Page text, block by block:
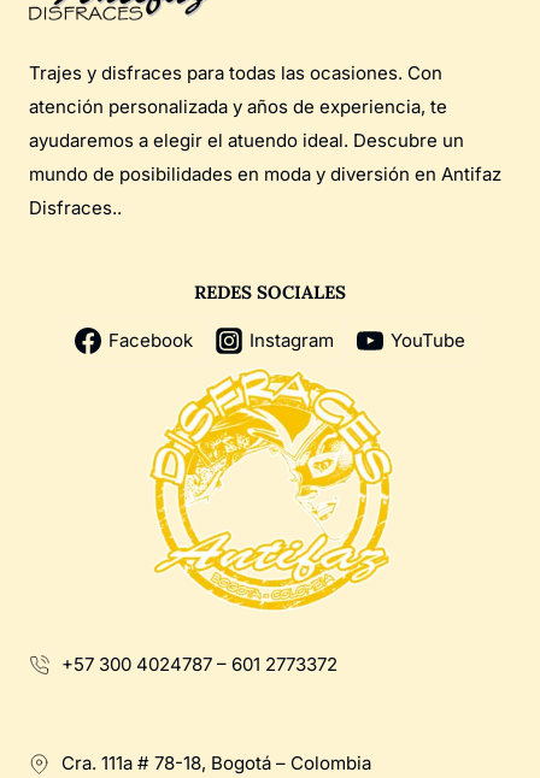
Trajes y disfraces para todas las ocasiones. Con
atención personalizada y años de experiencia, te
ayudaremos a elegir el atuendo ideal. Descubre un
mundo de posibilidades en moda y diversión en Antifaz
Disfraces..
REDES SOCIALES
Facebook Instagram YouTube
+57 300 4024787 – 601 2773372
Cra. 111a # 78-18, Bogotá – Colombia